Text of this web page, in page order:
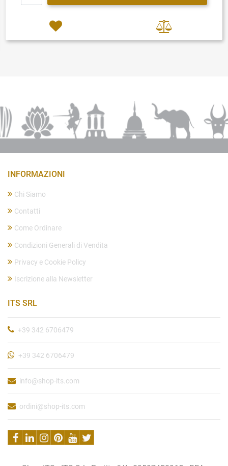
INFORMAZIONI
Chi Siamo
Contatti
Come Ordinare
Condizioni Generali di Vendita
Privacy e Cookie Policy
Iscrizione alla Newsletter
ITS SRL
+39 342 6706479
+39 342 6706479
info@shop-its.com
ordini@shop-its.com